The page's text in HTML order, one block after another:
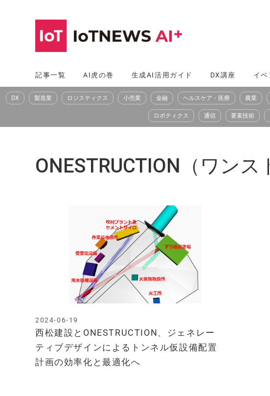
へ
ス
記事一覧 AI虎の巻 生成AI活用ガイド DX講座 イベ
DX 製造業 ロジスティクス 小売業 金融 ヘルスケア・医療 農業
ロボティクス 通信 要素技術
ONESTRUCTION（ワンス
西松建設とONESTRUCTION、ジェネレー
ティブデザインによるトンネル仮設備配置
計画の効率化と最適化へ
2024-06-19